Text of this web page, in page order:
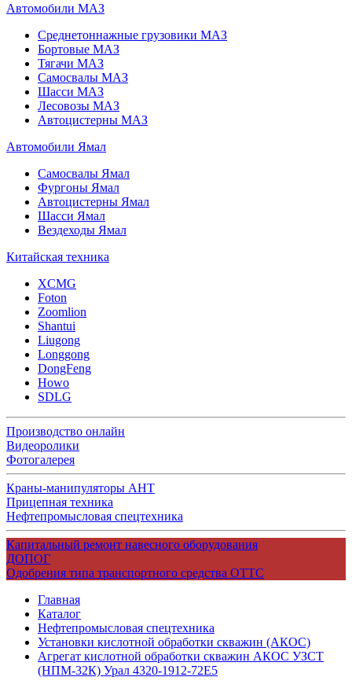
Автомобили МАЗ
Среднетоннажные грузовики МАЗ
Бортовые МАЗ
Тягачи МАЗ
Самосвалы МАЗ
Шасси МАЗ
Лесовозы МАЗ
Автоцистерны МАЗ
Автомобили Ямал
Самосвалы Ямал
Фургоны Ямал
Автоцистерны Ямал
Шасси Ямал
Вездеходы Ямал
Китайская техника
XCMG
Foton
Zoomlion
Shantui
Liugong
Longgong
DongFeng
Howo
SDLG
Производство онлайн
Видеоролики
Фотогалерея
Краны-манипуляторы АНТ
Прицепная техника
Нефтепромысловая спецтехника
Капитальный ремонт навесного оборудования
ДОПОГ
Одобрения типа транспортного средства ОТТС
Главная
Каталог
Нефтепромысловая спецтехника
Установки кислотной обработки скважин (АКОС)
Агрегат кислотной обработки скважин АКОС УЗСТ
(НПМ-32К) Урал 4320-1912-72Е5